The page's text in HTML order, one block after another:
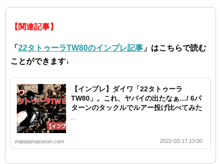
【関連記事】
「 22タトゥーラTW80のインプレ記事 」はこちらで読む
ことができます↓
【インプレ】ダイワ「22タトゥーラ
TW80」。これ、ヤバイの出たなぁ…/ 6パ
ターンのタックルでルアー投げ比べてみた
matatamacoron.com 2022-03-17 13:00